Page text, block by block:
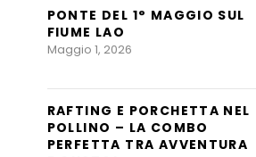
PONTE DEL 1° MAGGIO SUL
FIUME LAO
Maggio 1, 2026
RAFTING E PORCHETTA NEL
POLLINO – LA COMBO
PERFETTA TRA AVVENTURA